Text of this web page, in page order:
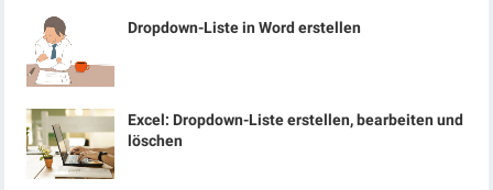
Dropdown-Liste in Word erstellen
Excel: Dropdown-Liste erstellen, bearbeiten und
löschen